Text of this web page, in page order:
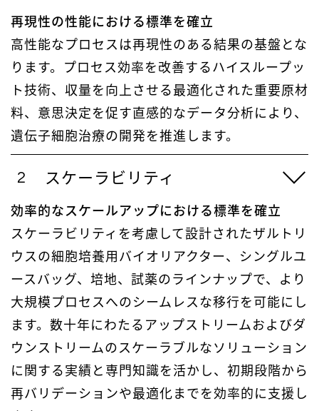
再現性の性能における標準を確立
高性能なプロセスは再現性のある結果の基盤とな
ります。プロセス効率を改善するハイスループッ
ト技術、収量を向上させる最適化された重要原材
料、意思決定を促す直感的なデータ分析により、
遺伝子細胞治療の開発を推進します。
スケーラビリティ
効率的なスケールアップにおける標準を確立
スケーラビリティを考慮して設計されたザルトリ
ウスの細胞培養用バイオリアクター、シングルユ
ースバッグ、培地、試薬のラインナップで、より
大規模プロセスへのシームレスな移行を可能にし
ます。数十年にわたるアップストリームおよびダ
ウンストリームのスケーラブルなソリューション
に関する実績と専門知識を活かし、初期段階から
再バリデーションや最適化までを効率的に支援し